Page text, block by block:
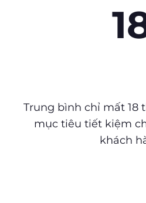
Trung bình chỉ mất 18
mục tiêu tiết kiệm
khách